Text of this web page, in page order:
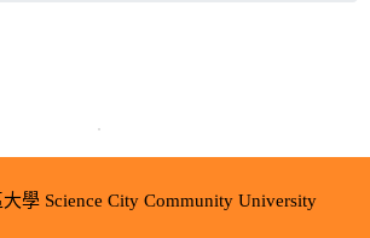
學 Science City Community University